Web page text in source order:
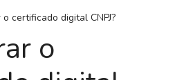
certificado digital CNPJ?
o